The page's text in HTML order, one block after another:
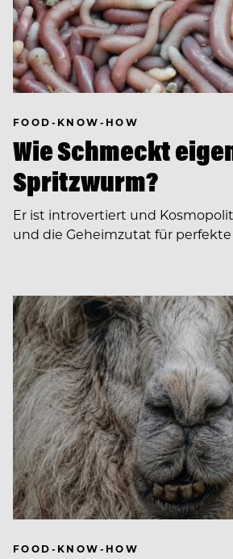
FOOD-KNOW-HOW
Wie Schmeckt
Spritzwurm?
Er ist introvertiert und
und die Geheimzutat für perfekte
FOOD-KNOW-HOW